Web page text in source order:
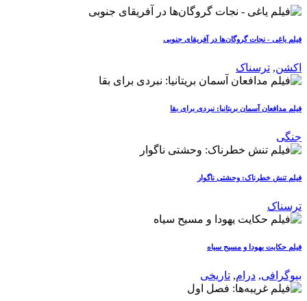
فیلم یاغی - نجات گروگان‌ها در آفریقای جنوبی
اکشن, ترسناک
فیلم مدافعان آسمان بریتانیا: نبردی برای بقا
جنگی
فیلم تنش خطرناک: وحشتی ناگوار
ترسناک
فیلم حکایت یهودا و مسیح سیاه
بیوگرافی, درام, تاریخی